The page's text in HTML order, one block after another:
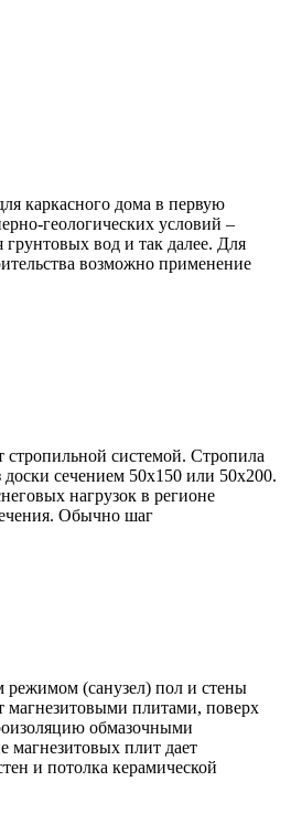
каркасного дома в первую
геологических условий –
грунтовых вод и так далее. Для
возможно применение
системой. Стропила
сечением 50х150 или 50х200.
нагрузок в регионе
Обычно шаг
(санузел) пол и стены
магнезитовыми плитами, поверх
обмазочными
магнезитовых плит дает
и потолка керамической